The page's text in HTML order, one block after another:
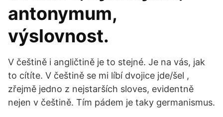
antonymum,
výslovnost.
V češtině i angličtině je to stejné. Je na vás, jak
to cítíte. V češtině se mi líbí dvojice jde/šel ,
zřejmě jedno z nejstarších sloves, evidentně
nejen v češtině. Tím pádem je taky germanismus.